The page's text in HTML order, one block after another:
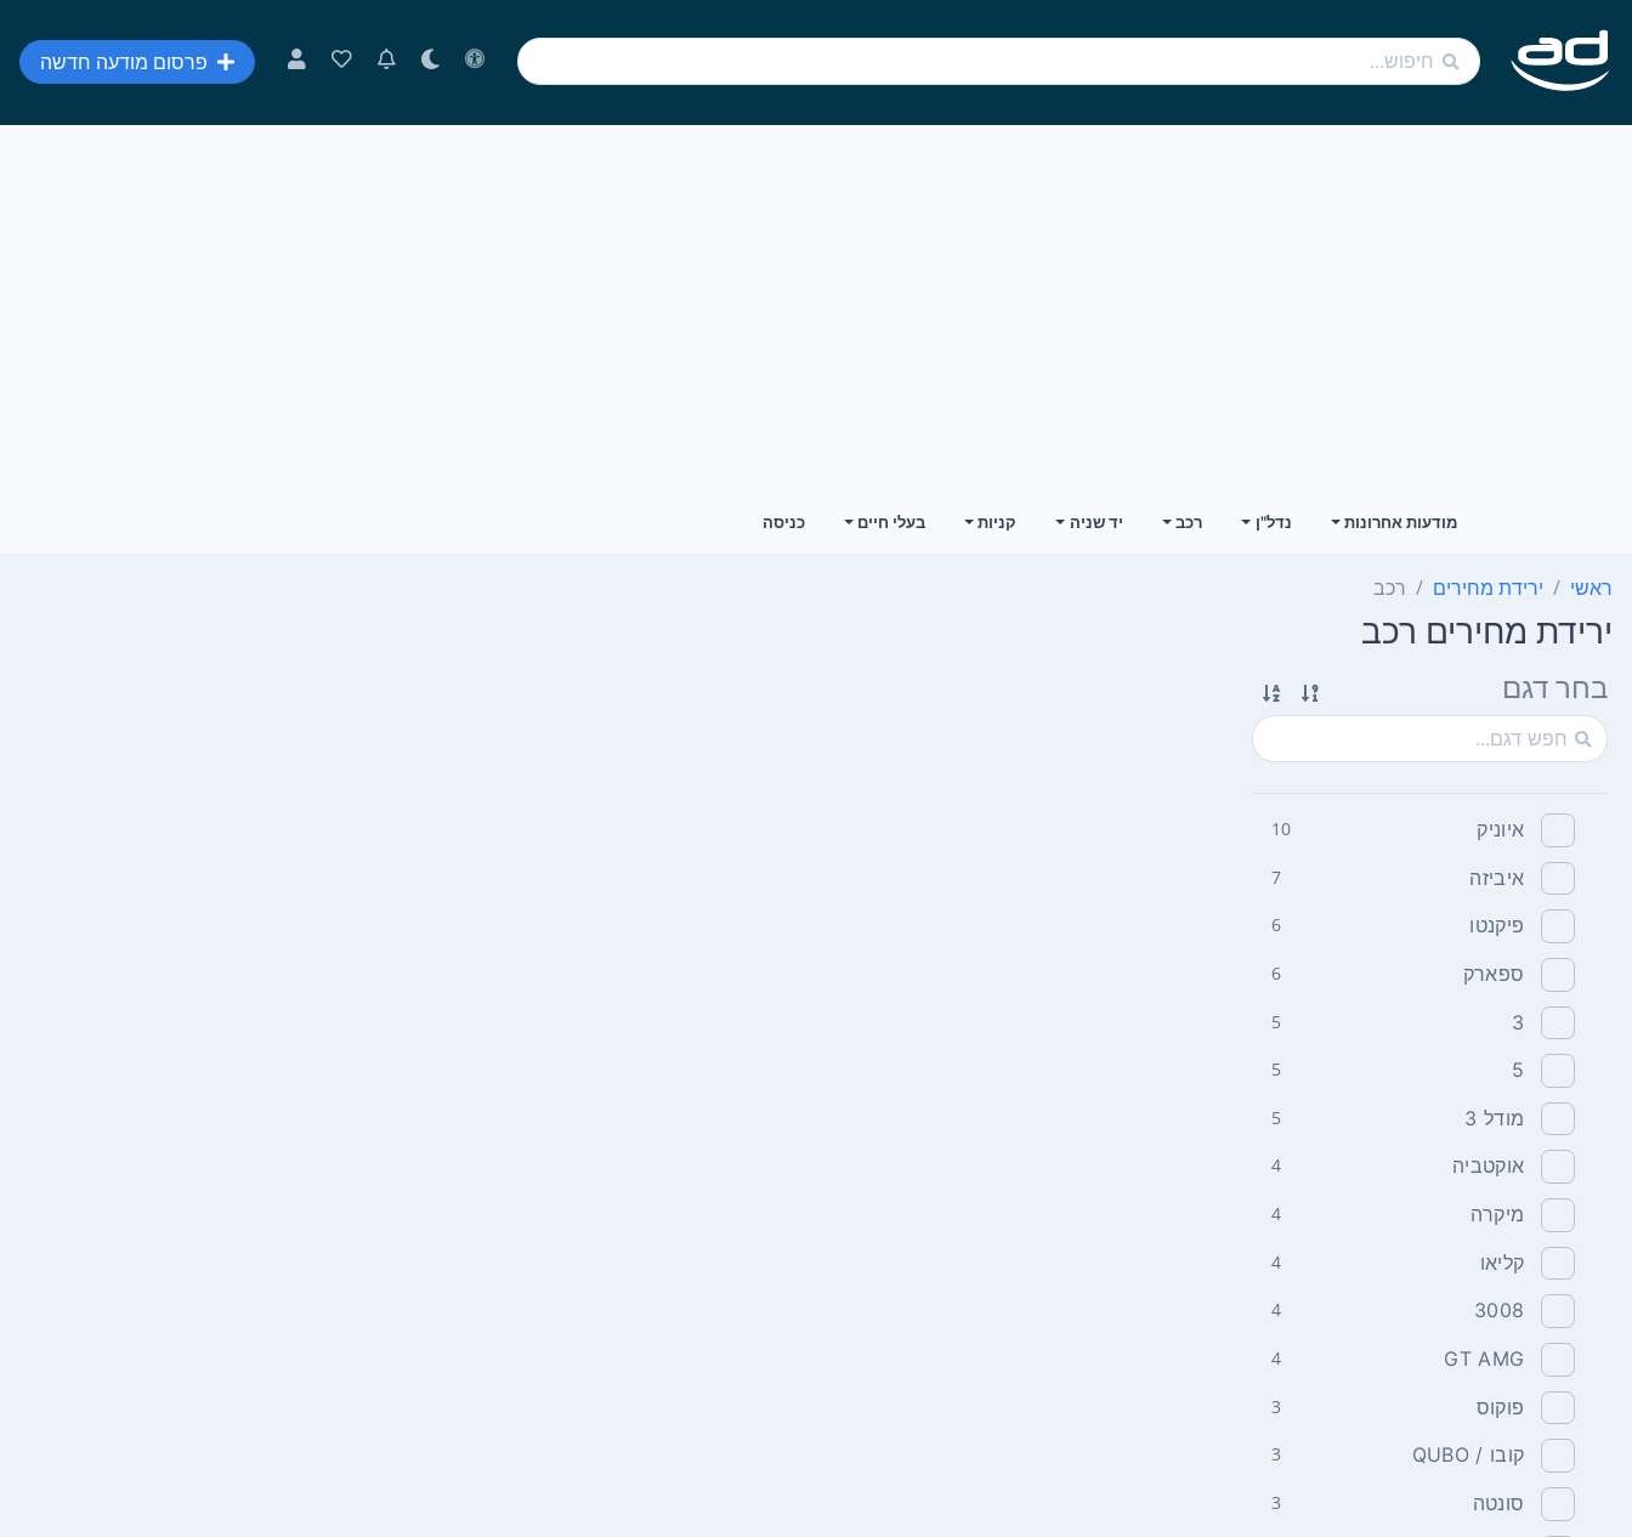
פרסום מודעה חדשה
מודעות אחרונות נדל"ן רכב יד שניה קניות בעלי חיים כניסה
ראשי ירידת מחירים רכב
ירידת מחירים רכב
בחר דגם
איוניק 10
איביזה 7
פיקנטו 6
ספארק 6
3
5
5
5
מודל 3 5
אוקטביה 4
מיקרה 4
קליאו 4
3008
4
GT AMG
4
פוקוס 3
קובו / QUBO 3
סונטה 3